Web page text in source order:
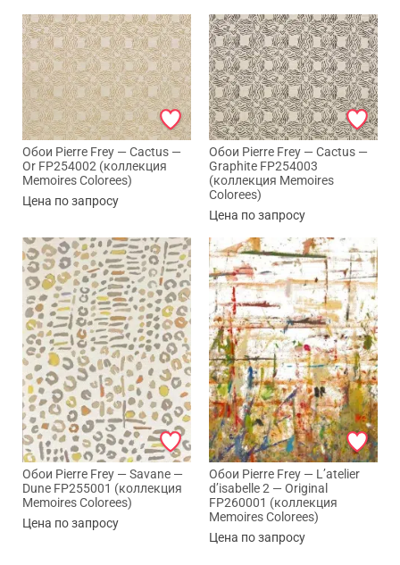
Обои Pierre Frey — Cactus —
Or FP254002 (коллекция
Memoires Colorees)
Цена по запросу
Обои Pierre Frey — Cactus —
Graphite FP254003
(коллекция Memoires
Colorees)
Цена по запросу
Обои Pierre Frey — Savane —
Dune FP255001 (коллекция
Memoires Colorees)
Цена по запросу
Обои Pierre Frey — L’atelier
d’isabelle 2 — Original
FP260001 (коллекция
Memoires Colorees)
Цена по запросу